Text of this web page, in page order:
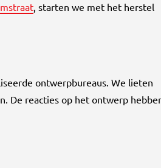
, starten we met het herstel
ontwerpbureaus. We lieten
De reacties op het ontwerp